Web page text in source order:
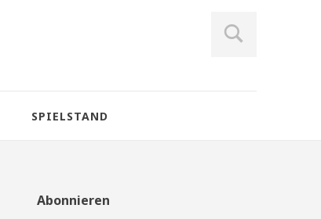
SPIELSTAND
Abonnieren